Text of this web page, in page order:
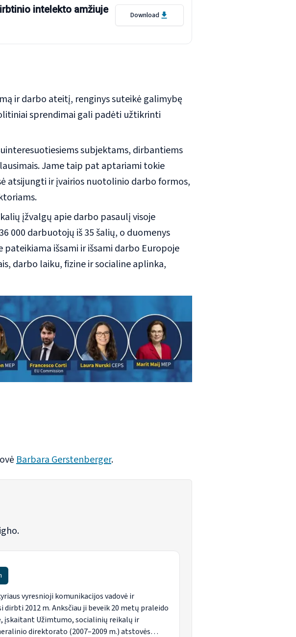
intelekto amžiuje Download
ir darbo ateitį, renginys suteikė galimybę
sprendimai gali padėti užtikrinti
subjektams, dirbantiems
Jame taip pat aptariami tokie
atsijungti ir įvairios nuotolinio darbo formos,
įžvalgų apie darbo pasaulį visoje
000 darbuotojų iš 35 šalių, o duomenys
išsami ir išsami darbo Europoje
darbo laiku, fizine ir socialine aplinka,
Barbara Gerstenberger.
vyresnioji komunikacijos vadovė ir
2012 m. Anksčiau ji beveik 20 metų praleido
įskaitant Užimtumo, socialinių reikalų ir
direktorato (2007–2009 m.) atstovės